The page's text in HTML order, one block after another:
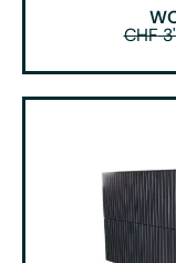
CHF